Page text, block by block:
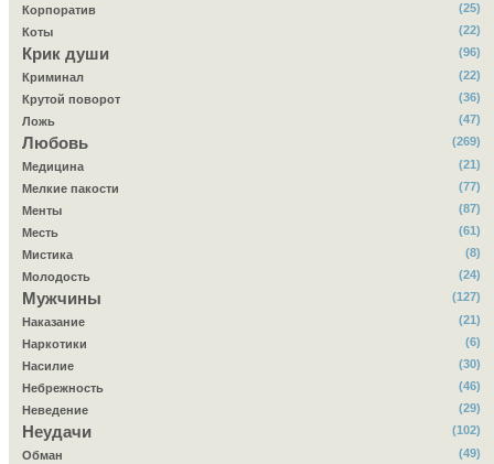
Корпоратив
(25)
Коты
(22)
Крик души
(96)
Криминал
(22)
Крутой поворот
(36)
Ложь
(47)
Любовь
(269)
Медицина
(21)
Мелкие пакости
(77)
Менты
(87)
Месть
(61)
Мистика
(8)
Молодость
(24)
Мужчины
(127)
Наказание
(21)
Наркотики
(6)
Насилие
(30)
Небрежность
(46)
Неведение
(29)
Неудачи
(102)
Обман
(49)